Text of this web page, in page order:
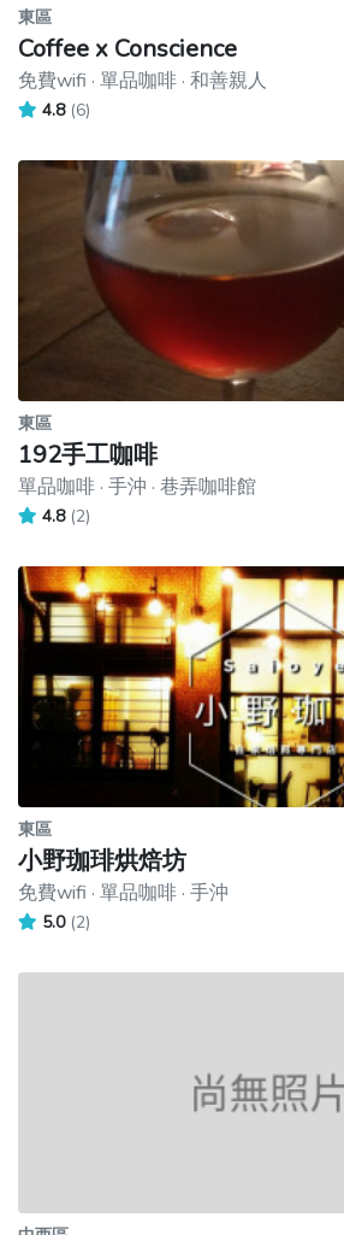
東區
Coffee x Conscience
免費wifi · 單品咖啡 · 和善親人
4.8 (6)
東區
192手工咖啡
單品咖啡 · 手沖 · 巷弄咖啡館
4.8 (2)
東區
小野珈琲烘焙坊
免費wifi · 單品咖啡 · 手沖
5.0 (2)